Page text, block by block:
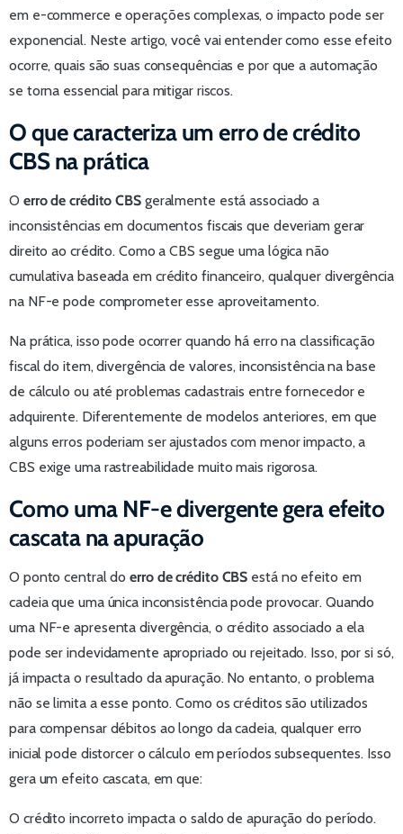
em e-commerce e operações complexas, o impacto pode ser
exponencial. Neste artigo, você vai entender como esse efeito
ocorre, quais são suas consequências e por que a automação
se torna essencial para mitigar riscos.
O que caracteriza um erro de crédito
CBS na prática
O erro de crédito CBSgeralmente está associado a
inconsistências em documentos fiscais que deveriam gerar
direito ao crédito. Como a CBS segue uma lógica não
cumulativa baseada em crédito financeiro, qualquer divergência
na NF-e pode comprometer esse aproveitamento.
Na prática, isso pode ocorrer quando há erro na classificação
fiscal do item, divergência de valores, inconsistência na base
de cálculo ou até problemas cadastrais entre fornecedor e
adquirente. Diferentemente de modelos anteriores, em que
alguns erros poderiam ser ajustados com menor impacto, a
CBS exige uma rastreabilidade muito mais rigorosa.
Como uma NF-e divergente gera efeito
cascata na apuração
O ponto central doerro de crédito CBS está no efeito em
cadeia que uma única inconsistência pode provocar. Quando
uma NF-e apresenta divergência, o crédito associado a ela
pode ser indevidamente apropriado ou rejeitado. Isso, por si só,
já impacta o resultado da apuração. No entanto, o problema
não se limita a esse ponto. Como os créditos são utilizados
para compensar débitos ao longo da cadeia, qualquer erro
inicial pode distorcer o cálculo em períodos subsequentes. Isso
gera um efeito cascata, em que:
O crédito incorreto impacta o saldo de apuração do período.